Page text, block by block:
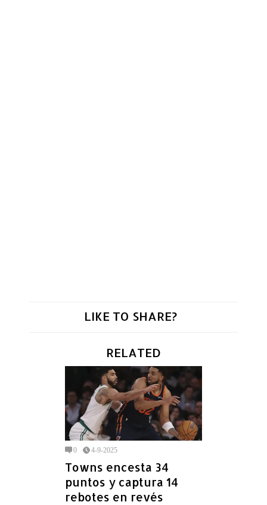
LIKE TO SHARE?
RELATED
0 4-9-2025
Towns encesta 34
puntos y captura 14
rebotes en revés